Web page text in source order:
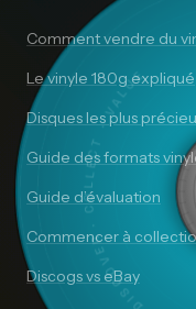
DISCOVER · COLLECT · VALUE
Comment vendre du
Le vinyle 180g expliqué
Disques les plus
Guide des formats
Guide d’évaluation
Commencer à
Discogs vs eBay